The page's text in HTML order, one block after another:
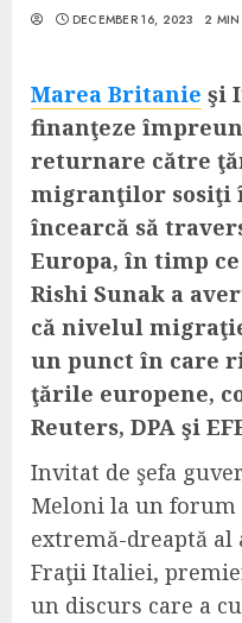
DECEMBER 16, 2023 2 MIN
Marea Britanie şi
finanţeze
returnare către
migranţilor sosiţi
încearcă să
Europa, în timp
Rishi Sunak a
că nivelul
un punct în care
ţările europene,
Reuters, DPA şi
Invitat de şefa
Meloni la un
extremă-dreaptă al
Fraţii Italiei,
un discurs care a